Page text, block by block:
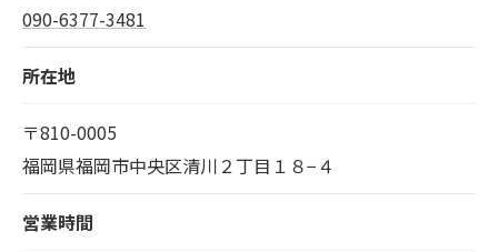
090-6377-3481
所在地
〒810-0005
福岡県福岡市中央区清川２丁目１８−４
営業時間